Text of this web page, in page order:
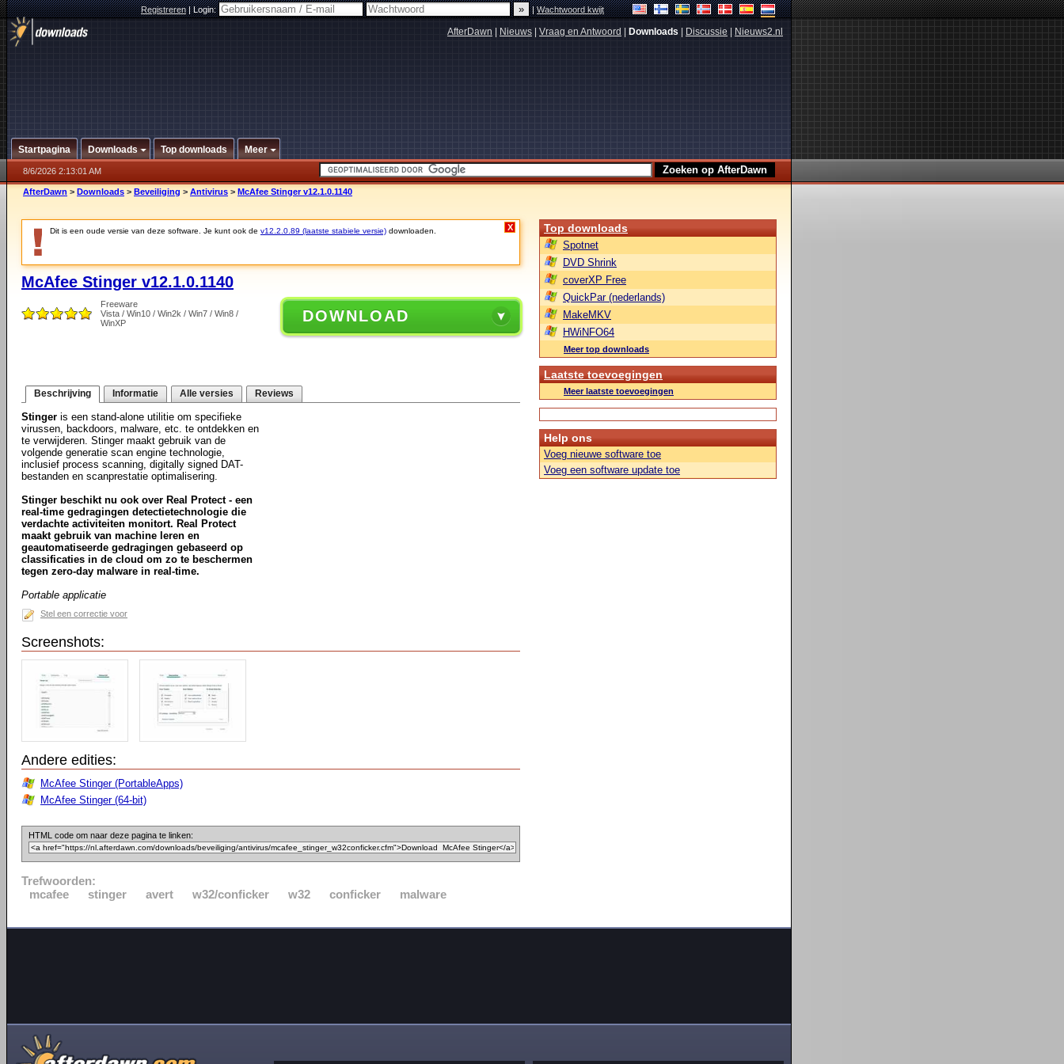
Registreren|Login: |Wachtwoord kwijt
AfterDawn Nieuws Vraag en Antwoord Downloads Discussie Nieuws2.nl
Startpagina Downloads Top downloads Meer
8/6/2026 2:13:01 AM
AfterDawn > Downloads > Beveiliging > Antivirus > McAfee Stinger v12.1.0.1140
Dit is een oude versie van deze software. Je kunt ook de v12.2.0.89 (laatste stabiele versie) downloaden. X
McAfee Stinger v12.1.0.1140
Freeware
Vista / Win10 / Win2k / Win7 / Win8 /
WinXP
DOWNLOAD
Beschrijving Informatie Alle versies Reviews
Stinger is een stand-alone utilitie om specifieke
virussen, backdoors, malware, etc. te ontdekken en
te verwijderen. Stinger maakt gebruik van de
volgende generatie scan engine technologie,
inclusief process scanning, digitally signed DAT-
bestanden en scanprestatie optimalisering.
Stinger beschikt nu ook over Real Protect - een
real-time gedragingen detectietechnologie die
verdachte activiteiten monitort. Real Protect
maakt gebruik van machine leren en
geautomatiseerde gedragingen gebaseerd op
classificaties in de cloud om zo te beschermen
tegen zero-day malware in real-time.
Portable applicatie
Stel een correctie voor
Screenshots:
Andere edities:
McAfee Stinger (PortableApps)
McAfee Stinger (64-bit)
HTML code om naar deze pagina te linken:
Trefwoorden:
mcafee
stinger avert w32/conficker w32 conficker malware
Top downloads
Spotnet
DVD Shrink
coverXP Free
QuickPar (nederlands)
MakeMKV
HWiNFO64
Meer top downloads
Laatste toevoegingen
Meer laatste toevoegingen
Help ons
Voeg nieuwe software toe
Voeg een software update toe